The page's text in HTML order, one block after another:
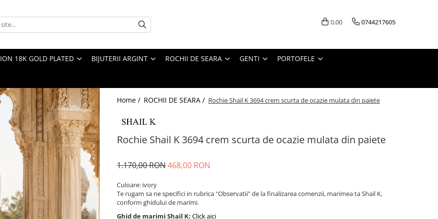
0,00 0744217605
18K GOLD PLATED BIJUTERII ARGINT ROCHII DE SEARA GENTI PORTOFELE
Home / ROCHII DE SEARA / Rochie Shail K 3694 crem scurta de ocazie mulata din paiete
Rochie Shail K 3694 crem scurta de ocazie mulata din paiete
1.170,00 RON468,00 RON
Culoare: ivory
Te rugam sa ne specifici in rubrica "Observatii" de la finalizarea comenzii, marimea ta Shail K,
conform ghidului de marimi.
Ghid de marimi Shail K: Click aici